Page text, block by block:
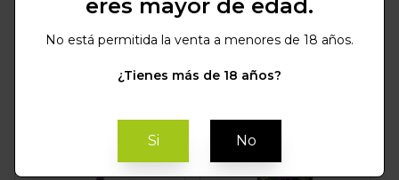
eres mayor de edad.
No está permitida la venta a menores de 18 años.
¿Tienes más de 18 años?
Si No